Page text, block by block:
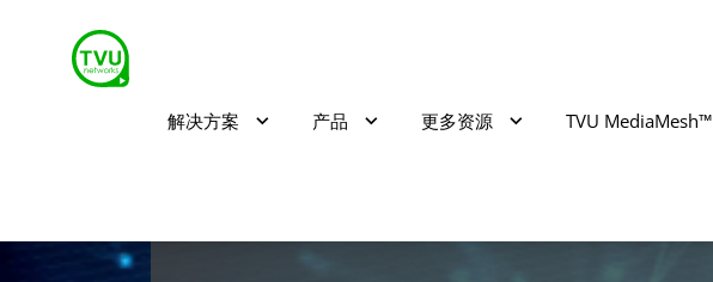
解决方案 产品 更多资源 TVU MediaMesh™